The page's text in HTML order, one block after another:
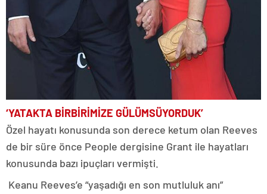
‘YATAKTA BİRBİRİMİZE GÜLÜMSÜYORDUK’
Özel hayatı konusunda son derece ketum olan Reeves
de bir süre önce People dergisine Grant ile hayatları
konusunda bazı ipuçları vermişti.
Keanu Reeves’e “yaşadığı en son mutluluk anı”